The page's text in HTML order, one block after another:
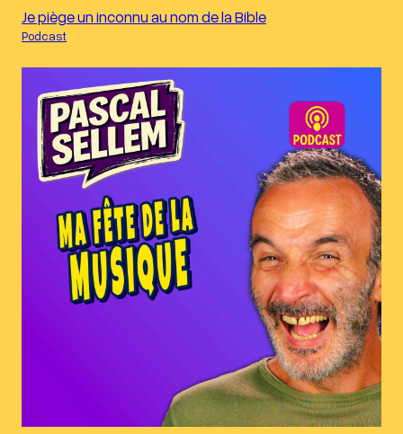
Je piège un inconnu au nom de la Bible
Podcast